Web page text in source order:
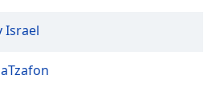
Israel